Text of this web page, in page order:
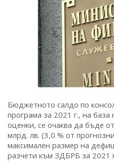
Бюджетното салдо по
програма за 2021 г., на
оценки, се очаква да бъде
млрд. лв. (3,0 % от
максимален размер на
разчети към ЗДБРБ за 2021